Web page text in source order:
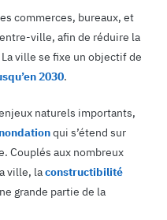
commerces, bureaux, et
ville, afin de réduire la
ville se fixe un objectif de
2030.
naturels importants,
qui s’étend sur
Couplés aux nombreux
ville, laconstructibilité
grande partie de la